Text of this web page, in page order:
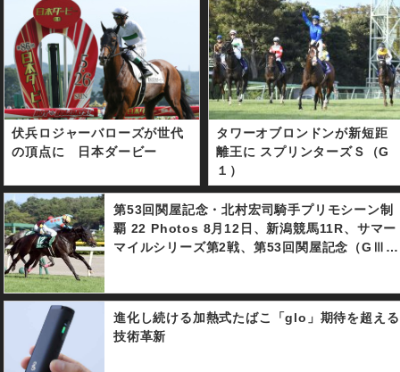
伏兵ロジャーバローズが世代
の頂点に 日本ダービー
タワーオブロンドンが新短距
離王に スプリンターズＳ（G
１）
第53回関屋記念・北村宏司騎手プリモシーン制
覇 22 Photos 8月12日、新潟競馬11R、サマー
マイルシリーズ第2戦、第53回関屋記念（GⅢ・
が制した。レースは中団追走から直線に入ると
馬場の真ん中を北村宏司騎手のムチに反応良く
伸びて、外から追走してきた5番人気10番のミ
進化し続ける加熱式たばこ「glo」期待を超える
技術革新